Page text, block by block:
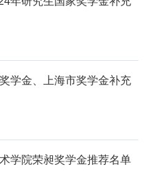
学金、上海市奖学金补充
学院荣昶奖学金推荐名单